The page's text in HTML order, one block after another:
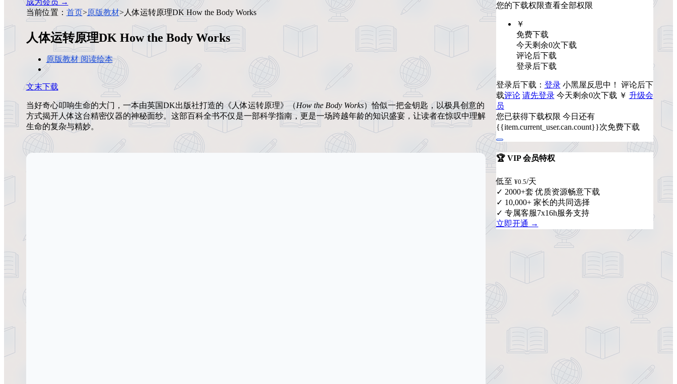
成为会员 →
当前位置： 首页>原版教材>人体运转原理DK How the Body Works
人体运转原理DK How the Body Works
原版教材阅读绘本
文末下载
当好奇心叩响生命的大门，一本由英国DK出版社打造的《人体运转原理》（How the Body Works）恰似一把金钥匙，以极具创意的
方式揭开人体这台精密仪器的神秘面纱。这部百科全书不仅是一部科学指南，更是一场跨越年龄的知识盛宴，让读者在惊叹中理解
生命的复杂与精妙。
您的下载权限查看全部权限
￥
免费下载
今天剩余0次下载
评论后下载
登录后下载
登录后下载： 登录 小黑屋反思中！ 评论后下
载评论 请先登录 今天剩余0次下载 ￥ 升级会
员
您已获得下载权限 今日还有
{{item.current_user.can.count}}次免费下载
🏆 VIP 会员特权
低至 ¥0.5/天
✓ 2000+套 优质资源畅意下载
✓ 10,000+ 家长的共同选择
✓ 专属客服7x16h服务支持
立即开通 →